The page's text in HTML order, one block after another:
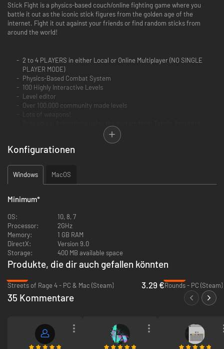
Stick Fight is a physics-based couch/online fighting game where you
battle it out as the iconic stick figures from the golden age of the
internet. Fight it out against your friends or find random sticks from
around the world!
2 to 4 PLAYERS in either Local or Online Multiplayer (NO SINGLE
PLAYER MODE)
Physics-Based Combat System
100 Highly Interactive Levels
Level editor
Over 100,000 community made levels
Lots of weapons!
Konfigurationen
Windows MacOS
Minimum*
OS:
10, 8, 7
Processor:
2GHz
Memory:
1 GB RAM
DirectX:
Version 9.0
Storage:
400 MB available space
Produkte, die dir auch gefallen könnten
Streets of Rage 4 - PC & Mac (Steam)
3.29 €Rounds - PC (Steam)
35 Kommentare